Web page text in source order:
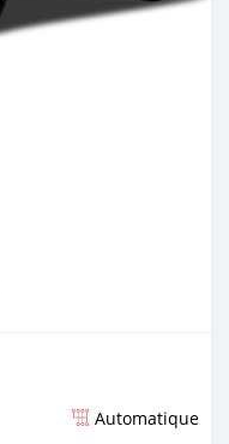
Automatique